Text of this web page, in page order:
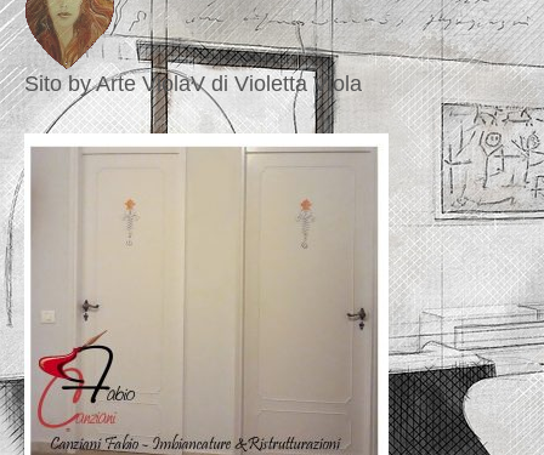
Sito by Arte ViolaV di Violetta Viola